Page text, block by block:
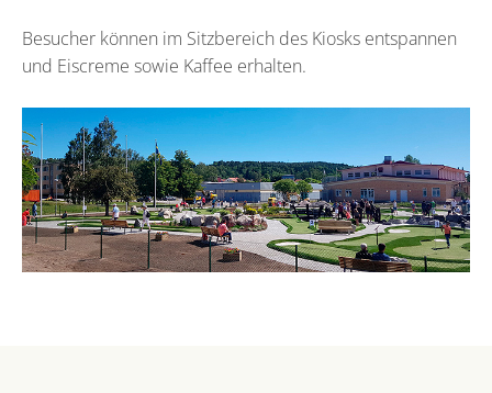
Besucher können im Sitzbereich des Kiosks entspannen
und Eiscreme sowie Kaffee erhalten.